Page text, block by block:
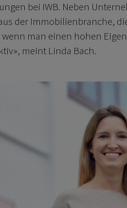
bei IWB. Neben
der Immobilienbranche,
wenn man einen hohen
meint Linda Bach.